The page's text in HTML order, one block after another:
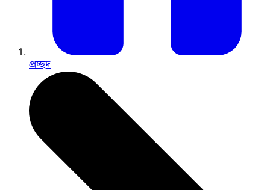
প্রচ্ছদ